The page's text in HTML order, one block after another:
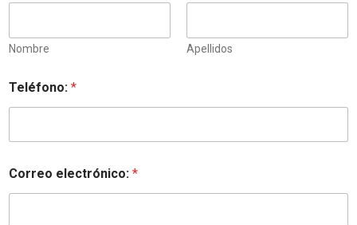
Nombre Apellidos
Teléfono: *
Correo electrónico: *